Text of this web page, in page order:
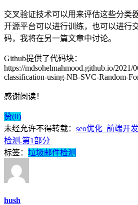
交叉验证技术可以用来评估这些分类
开源平台可以进行训练，也可以进行
码，我将在另一篇文章中讨论。
Github提供了代码块：
https://mdsohelmahmood.github.io/2021/
classification-using-NB-SVC-Random-
感谢阅读！
赞(0)
未经允许不得转载： seo优化_前端开
检测.第1部分
标签： 垃圾邮件检测
hush